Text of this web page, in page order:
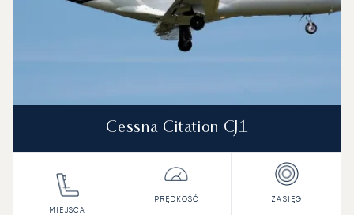
Cessna Citation CJ1